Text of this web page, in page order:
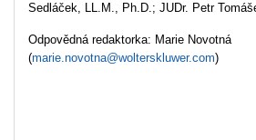
Sedláček, LL.M., Ph.D.; JUDr. Petr
Odpovědná redaktorka: Marie Novotná
(marie.novotna@wolterskluwer.com)